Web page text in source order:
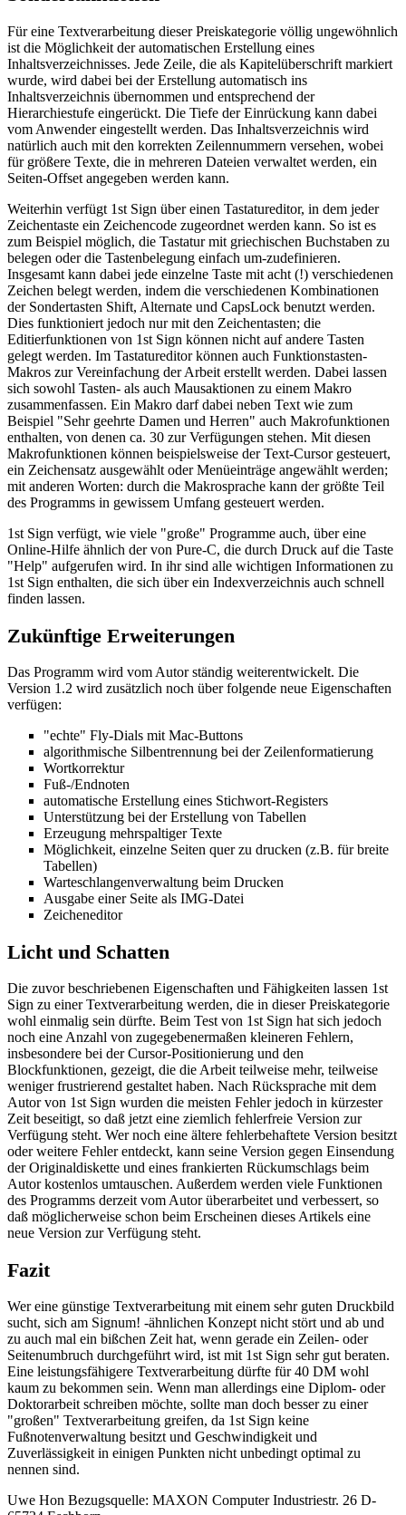
Für eine Textverarbeitung dieser Preiskategorie völlig ungewöhnlich
ist die Möglichkeit der automatischen Erstellung eines
Inhaltsverzeichnisses. Jede Zeile, die als Kapitelüberschrift markiert
wurde, wird dabei bei der Erstellung automatisch ins
Inhaltsverzeichnis übernommen und entsprechend der
Hierarchiestufe eingerückt. Die Tiefe der Einrückung kann dabei
vom Anwender eingestellt werden. Das Inhaltsverzeichnis wird
natürlich auch mit den korrekten Zeilennummern versehen, wobei
für größere Texte, die in mehreren Dateien verwaltet werden, ein
Seiten-Offset angegeben werden kann.
Weiterhin verfügt 1st Sign über einen Tastatureditor, in dem jeder
Zeichentaste ein Zeichencode zugeordnet werden kann. So ist es
zum Beispiel möglich, die Tastatur mit griechischen Buchstaben zu
belegen oder die Tastenbelegung einfach um-zudefinieren.
Insgesamt kann dabei jede einzelne Taste mit acht (!) verschiedenen
Zeichen belegt werden, indem die verschiedenen Kombinationen
der Sondertasten Shift, Alternate und CapsLock benutzt werden.
Dies funktioniert jedoch nur mit den Zeichentasten; die
Editierfunktionen von 1st Sign können nicht auf andere Tasten
gelegt werden. Im Tastatureditor können auch Funktionstasten-
Makros zur Vereinfachung der Arbeit erstellt werden. Dabei lassen
sich sowohl Tasten- als auch Mausaktionen zu einem Makro
zusammenfassen. Ein Makro darf dabei neben Text wie zum
Beispiel "Sehr geehrte Damen und Herren" auch Makrofunktionen
enthalten, von denen ca. 30 zur Verfügungen stehen. Mit diesen
Makrofunktionen können beispielsweise der Text-Cursor gesteuert,
ein Zeichensatz ausgewählt oder Menüeinträge angewählt werden;
mit anderen Worten: durch die Makrosprache kann der größte Teil
des Programms in gewissem Umfang gesteuert werden.
1st Sign verfügt, wie viele "große" Programme auch, über eine
Online-Hilfe ähnlich der von Pure-C, die durch Druck auf die Taste
"Help" aufgerufen wird. In ihr sind alle wichtigen Informationen zu
1st Sign enthalten, die sich über ein Indexverzeichnis auch schnell
finden lassen.
Zukünftige Erweiterungen
Das Programm wird vom Autor ständig weiterentwickelt. Die
Version 1.2 wird zusätzlich noch über folgende neue Eigenschaften
verfügen:
"echte" Fly-Dials mit Mac-Buttons
algorithmische Silbentrennung bei der Zeilenformatierung
Wortkorrektur
Fuß-/Endnoten
automatische Erstellung eines Stichwort-Registers
Unterstützung bei der Erstellung von Tabellen
Erzeugung mehrspaltiger Texte
Möglichkeit, einzelne Seiten quer zu drucken (z.B. für breite
Tabellen)
Warteschlangenverwaltung beim Drucken
Ausgabe einer Seite als IMG-Datei
Zeicheneditor
Licht und Schatten
Die zuvor beschriebenen Eigenschaften und Fähigkeiten lassen 1st
Sign zu einer Textverarbeitung werden, die in dieser Preiskategorie
wohl einmalig sein dürfte. Beim Test von 1st Sign hat sich jedoch
noch eine Anzahl von zugegebenermaßen kleineren Fehlern,
insbesondere bei der Cursor-Positionierung und den
Blockfunktionen, gezeigt, die die Arbeit teilweise mehr, teilweise
weniger frustrierend gestaltet haben. Nach Rücksprache mit dem
Autor von 1st Sign wurden die meisten Fehler jedoch in kürzester
Zeit beseitigt, so daß jetzt eine ziemlich fehlerfreie Version zur
Verfügung steht. Wer noch eine ältere fehlerbehaftete Version besitzt
oder weitere Fehler entdeckt, kann seine Version gegen Einsendung
der Originaldiskette und eines frankierten Rückumschlags beim
Autor kostenlos umtauschen. Außerdem werden viele Funktionen
des Programms derzeit vom Autor überarbeitet und verbessert, so
daß möglicherweise schon beim Erscheinen dieses Artikels eine
neue Version zur Verfügung steht.
Fazit
Wer eine günstige Textverarbeitung mit einem sehr guten Druckbild
sucht, sich am Signum! -ähnlichen Konzept nicht stört und ab und
zu auch mal ein bißchen Zeit hat, wenn gerade ein Zeilen- oder
Seitenumbruch durchgeführt wird, ist mit 1st Sign sehr gut beraten.
Eine leistungsfähigere Textverarbeitung dürfte für 40 DM wohl
kaum zu bekommen sein. Wenn man allerdings eine Diplom- oder
Doktorarbeit schreiben möchte, sollte man doch besser zu einer
"großen" Textverarbeitung greifen, da 1st Sign keine
Fußnotenverwaltung besitzt und Geschwindigkeit und
Zuverlässigkeit in einigen Punkten nicht unbedingt optimal zu
nennen sind.
Uwe Hon Bezugsquelle: MAXON Computer Industriestr. 26 D-